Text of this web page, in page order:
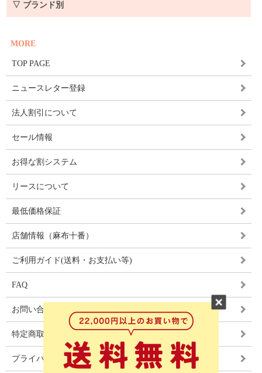
▽ ブランド別
MORE
TOP PAGE
ニュースレター登録
法人割引について
セール情報
お得な割システム
リースについて
最低価格保証
店舗情報（麻布十番）
ご利用ガイド(送料・お支払い等)
FAQ
お問い合わせ
特定商取引法に基づく表記
プライバシーポリシー